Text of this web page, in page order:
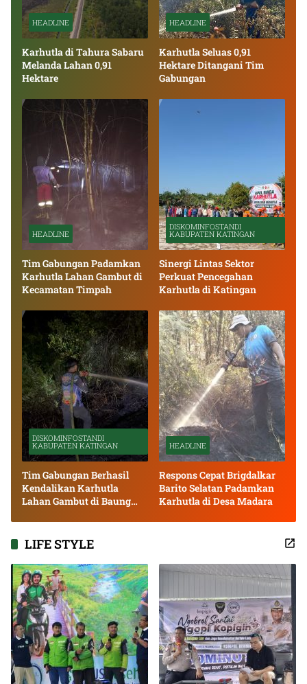
HEADLINE
Karhutla di Tahura Sabaru
Melanda Lahan 0,91
Hektare
HEADLINE
Karhutla Seluas 0,91
Hektare Ditangani Tim
Gabungan
HEADLINE
Tim Gabungan Padamkan
Karhutla Lahan Gambut di
Kecamatan Timpah
DISKOMINFOSTANDI
KABUPATEN KATINGAN
Sinergi Lintas Sektor
Perkuat Pencegahan
Karhutla di Katingan
DISKOMINFOSTANDI
KABUPATEN KATINGAN
Tim Gabungan Berhasil
Kendalikan Karhutla
Lahan Gambut di Baung
HEADLINE
Respons Cepat Brigdalkar
Barito Selatan Padamkan
Karhutla di Desa Madara
LIFE STYLE